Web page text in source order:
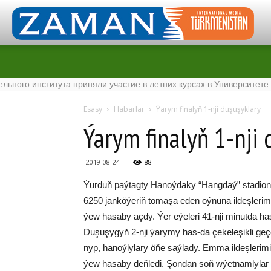
приняли участие в летних курсах в Университете
Esasy Habarlar Ýa­rym fi­na­lyň 1-nji du­şu­şyk­la­ry
Ýa­rym fi­na­lyň 1-nji
2019-08-24 88
Ýurduň paý­tagty Ha­noý­da­ky “Hang­daý”
6250 jan­kö­ýe­riň to­ma­şa eden oý­nu­na
ýew ha­sa­by aç­dy. Ýer eýe­le­ri 41-nji mi­nut­da
Du­şu­şy­gyň 2-nji ýa­ry­my has-da çe­ke­le­şik­li
nyp, ha­noý­ly­la­ry öňe saý­la­dy. Em­ma
ýew ha­sa­by deň­le­di. Şon­dan soň